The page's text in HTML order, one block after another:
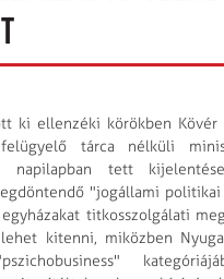
ki ellenzéki körökben Kövér
felügyelő tárca nélküli
tett
"jogállami
titkosszolgálati
kitenni, miközben